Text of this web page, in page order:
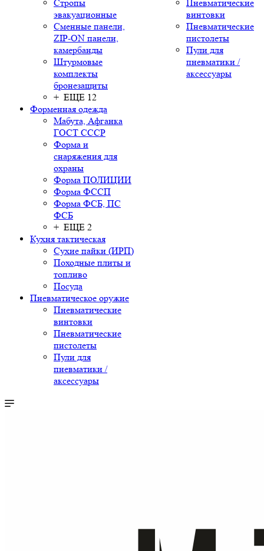
Стропы
эвакуационные
Сменные панели,
ZIP-ON панели,
камербанды
Штурмовые
комплекты
бронезащиты
+ ЕЩЕ 12
Форменная одежда
Мабута, Афганка
ГОСТ СССР
Форма и
снаряжения для
охраны
Форма ПОЛИЦИИ
Форма ФССП
Форма ФСБ, ПС
ФСБ
+ ЕЩЕ 2
Кухня тактическая
Сухие пайки (ИРП)
Походные плиты и
топливо
Посуда
Пневматическое оружие
Пневматические
винтовки
Пневматические
пистолеты
Пули для
пневматики /
аксессуары
Пневматические
винтовки
Пневматические
пистолеты
Пули для
пневматики /
аксессуары